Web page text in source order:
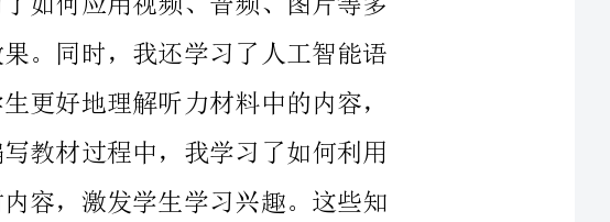
区块链技术的教育认证、教师职业发展等方面的应用。这些新兴技术
虚拟现实技术，通过立体呈现教材内容，激发学生学习兴趣。这些知
其次，在教育管理方面，我学习了如何应用大数据技术进行学生